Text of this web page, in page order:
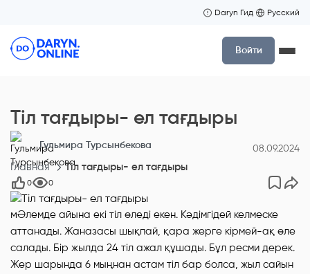
Daryn Гид Русский
Войти
Тіл тағдыры- ел тағдыры
Гульмира Турсынбекова 08.09.2024
Главная Тіл тағдыры- ел тағдыры
0 0
мӘлемде айына екі тіл өледі екен. Кәдімгідей келмеске
аттанады. Жаназасы шықпай, қара жерге кірмей-ақ өле
салады. Бір жылда 24 тіл ажал құшады. Бұл ресми дерек.
Жер шарында 6 мыңнан астам тіл бар болса, жыл сайын